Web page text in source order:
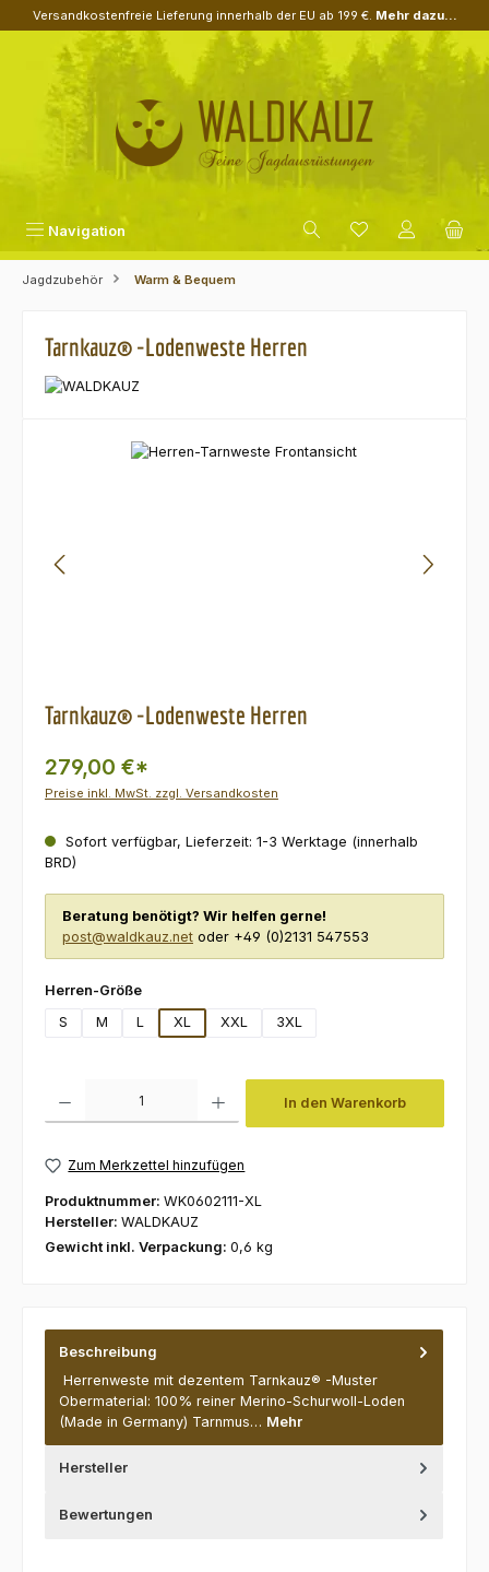
Zum Hauptinhalt springen
Versandkostenfreie Lieferung innerhalb der EU ab 199 €. Mehr dazu...
Navigation
Jagdzubehör Warm & Bequem
Tarnkauz® -Lodenweste Herren
Bildergalerie überspringen
Tarnkauz® -Lodenweste Herren
279,00 €*
Preise inkl. MwSt. zzgl. Versandkosten
Sofort verfügbar, Lieferzeit: 1-3 Werktage (innerhalb
BRD)
Beratung benötigt? Wir helfen gerne!
post@waldkauz.net oder +49 (0)2131 547553
Herren-Größeauswählen
S
M L XL XXL 3XL
In den Warenkorb
Zum Merkzettel hinzufügen
Produktnummer: WK0602111-XL
Hersteller: WALDKAUZ
Gewicht inkl. Verpackung: 0,6 kg
Beschreibung
Herrenweste mit dezentem Tarnkauz® -Muster
Obermaterial: 100% reiner Merino-Schurwoll-Loden
(Made in Germany) Tarnmus… Mehr
Hersteller
Bewertungen